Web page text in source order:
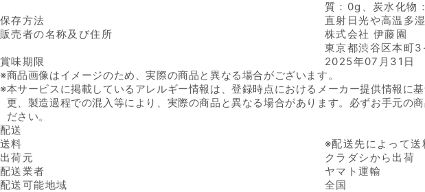
質：0g、炭水化物
保存方法
直射日光や高温多
販売者の名称及び住所
株式会社 伊藤園
東京都渋谷区本町
賞味期限
2025年07月31日
※商品画像はイメージのため、実際の商品と異なる場合がございます。
※本サービスに掲載しているアレルギー情報は、登録時点におけるメーカー提供情報に
更、製造過程での混入等により、実際の商品と異なる場合があります。必ずお手元の
ださい。
配送
送料
※配送先によって送
出荷元
クラダシから出荷
配送業者
ヤマト運輸
配送可能地域
全国